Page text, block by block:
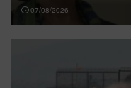
07/08/2026